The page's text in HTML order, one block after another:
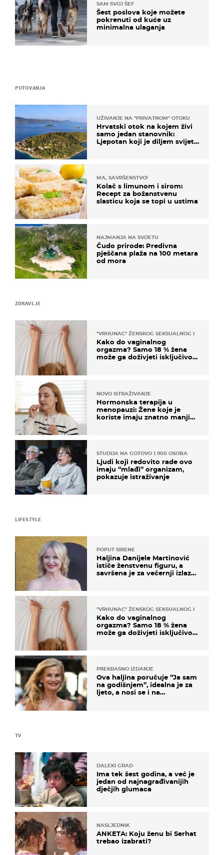
ZDRAVLJE
"VRHUNAC" ŽENSKOG SEKSUALNOG ISKUSTVA
Kako do vaginalnog
orgazma? Samo 18 % žena
može ga doživjeti isključivo
NOVO ISTRAŽIVANJE
Hormonska terapija u
menopauzi: Žene koje je
koriste imaju znatno manji
STUDIJA NA GOTOVO 1.900 OSOBA
Ljudi koji redovito rade ovo
imaju “mlađi” organizam,
pokazuje istraživanje
TV
DALEKI GRAD
Ima tek šest godina, a već je
jedan od najnagrađivanijih
dječjih glumaca
NASLJEDNIK
ANKETA: Koju ženu bi Serhat
trebao izabrati?
PUTOVANJA
UŽIVANJE NA "PRIVATNOM" OTOKU
Hrvatski otok na kojem živi
samo jedan stanovnik:
Ljepotan koji je diljem svijeta
MA, SAVRŠENSTVO!
Kolač s limunom i sirom:
Recept za božanstvenu
slasticu koja se topi u ustima
NAJMANJA NA SVIJETU
Čudo prirode: Predivna
pješčana plaža na 100 metara
od mora
SAM SVOJ ŠEF
Šest poslova koje možete
pokrenuti od kuće uz
minimalna ulaganja
LIFESTYLE
POPUT SIRENE
Haljina Danijele Martinović
ističe ženstvenu figuru, a
savršena je za večernji izlazak
"VRHUNAC" ŽENSKOG SEKSUALNOG ISKUSTVA
Kako do vaginalnog
orgazma? Samo 18 % žena
može ga doživjeti isključivo
PREKRASNO IZDANJE
Ova haljina poručuje “Ja sam
na godišnjem”, idealna je za
ljeto, a nosi se i na